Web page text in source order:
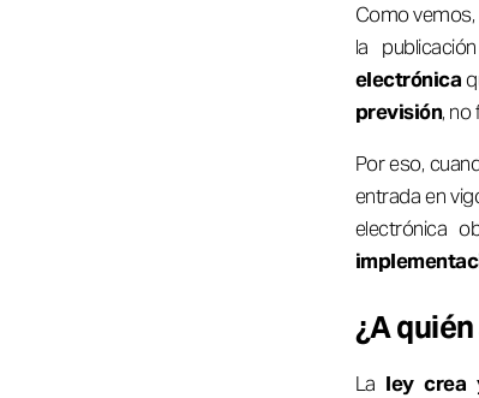
Como
la
electrónica
previsión, no
Por eso,
entrada en
electrónica
¿A
La ley crea